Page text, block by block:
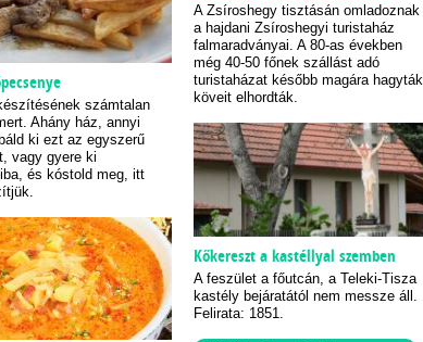
számtalan
Ahány ház, annyi
ki ezt az egyszerű
vagy gyere ki
és kóstold meg, itt
A Zsíroshegy tisztásán omladoznak
a hajdani Zsíroshegyi turistaház
falmaradványai. A 80-as években
még 40-50 főnek szállást adó
turistaházat később magára hagyták,
köveit elhordták.
Kőkereszt a kastéllyal szemben
A feszület a főutcán, a Teleki-Tisza
kastély bejáratától nem messze áll.
Felirata: 1851.